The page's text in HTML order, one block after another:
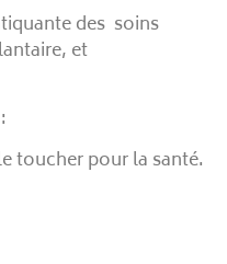
des soins
et
toucher pour la santé.